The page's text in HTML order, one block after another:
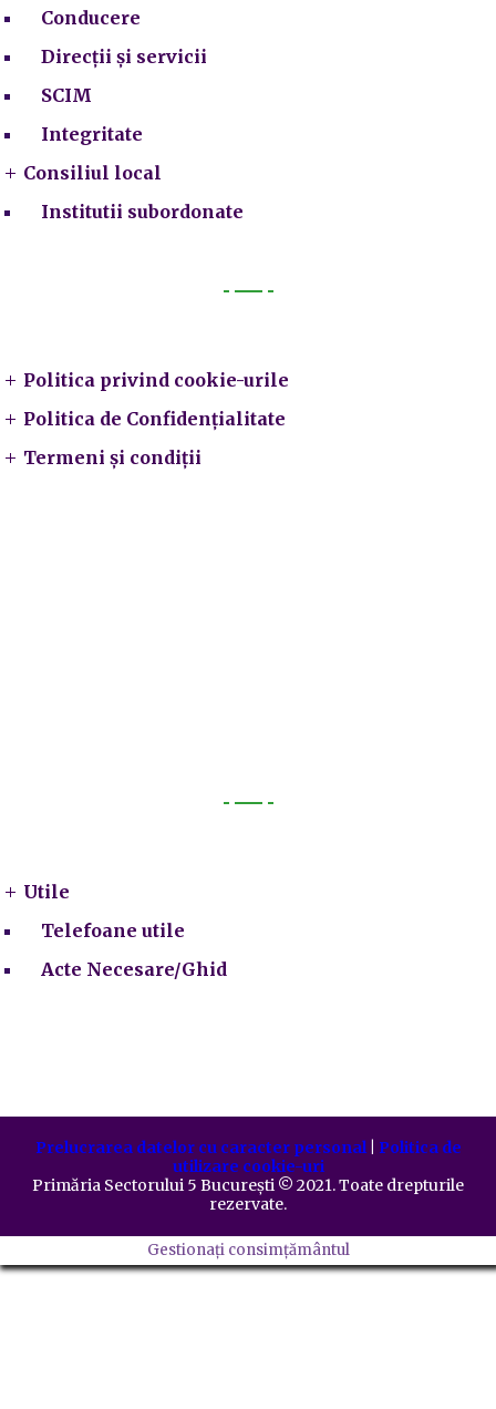
Conducere
Direcții și servicii
SCIM
Integritate
Consiliul local
Institutii subordonate
Politica privind cookie-urile
Politica de Confidențialitate
Termeni și condiții
Utile
Telefoane utile
Acte Necesare/Ghid
Prelucrarea datelor cu caracter personal| Politica de
utilizare cookie-uri
Primăria Sectorului 5 București ©️ 2021. Toate drepturile
rezervate.
Gestionați consimțământul